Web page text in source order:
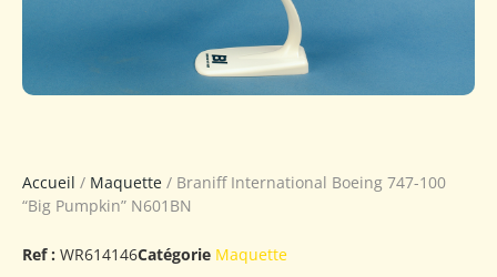
Accueil / Maquette / Braniff International Boeing 747-100
“Big Pumpkin” N601BN
Ref : WR614146Catégorie Maquette